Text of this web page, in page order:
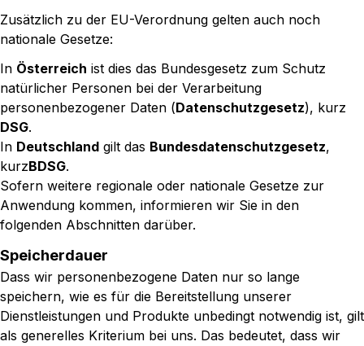
Zusätzlich zu der EU-Verordnung gelten auch noch
nationale Gesetze:
In Österreich ist dies das Bundesgesetz zum Schutz
natürlicher Personen bei der Verarbeitung
personenbezogener Daten (Datenschutzgesetz), kurz
DSG.
In Deutschland gilt das Bundesdatenschutzgesetz,
kurzBDSG.
Sofern weitere regionale oder nationale Gesetze zur
Anwendung kommen, informieren wir Sie in den
folgenden Abschnitten darüber.
Speicherdauer
Dass wir personenbezogene Daten nur so lange
speichern, wie es für die Bereitstellung unserer
Dienstleistungen und Produkte unbedingt notwendig ist, gilt
als generelles Kriterium bei uns. Das bedeutet, dass wir